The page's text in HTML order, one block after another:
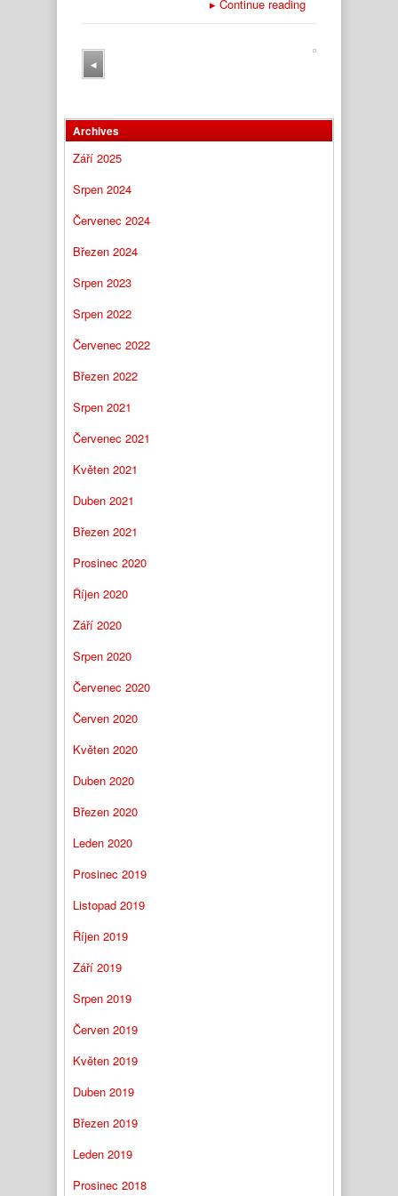
▸ Continue reading
◂
Archives
Září 2025
Srpen 2024
Červenec 2024
Březen 2024
Srpen 2023
Srpen 2022
Červenec 2022
Březen 2022
Srpen 2021
Červenec 2021
Květen 2021
Duben 2021
Březen 2021
Prosinec 2020
Říjen 2020
Září 2020
Srpen 2020
Červenec 2020
Červen 2020
Květen 2020
Duben 2020
Březen 2020
Leden 2020
Prosinec 2019
Listopad 2019
Říjen 2019
Září 2019
Srpen 2019
Červen 2019
Květen 2019
Duben 2019
Březen 2019
Leden 2019
Prosinec 2018